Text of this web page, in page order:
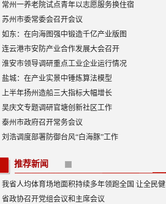
常州一养老院试点青年以志愿服务换住宿
苏州市委常委会召开会议
如东：在向海图强中锻造千亿产业版图
连云港市安防产业合作发展大会召开
淮安市领导调研重点工业企业运行情况
盐城：在产业实景中锤炼算法模型
上半年扬州造船三大指标大幅增长
吴庆文专题调研官塘创新社区工作
泰州市政府召开常务会议
刘浩调度部署防御台风“白海豚”工作
推荐新闻
我省人均体育场地面积持续多年领跑全国 让全民健
身融入日常成为风尚
省政协召开党组会议和主席会议